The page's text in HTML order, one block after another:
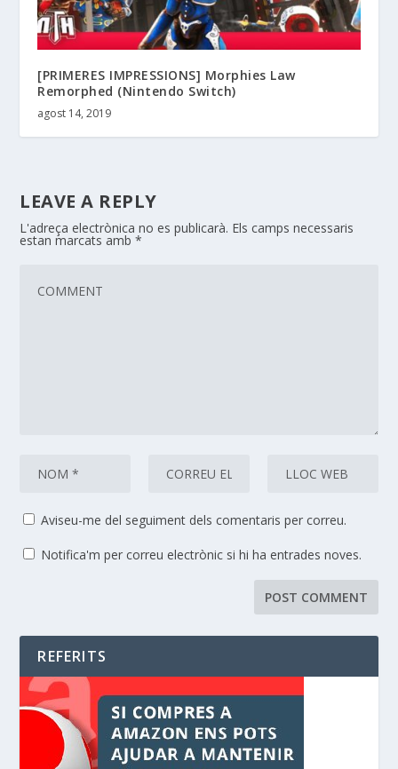
[PRIMERES IMPRESSIONS] Morphies Law
Remorphed (Nintendo Switch)
agost 14, 2019
LEAVE A REPLY
L'adreça electrònica no es publicarà. Els camps necessaris
estan marcats amb*
Aviseu-me del seguiment dels comentaris per correu.
Notifica'm per correu electrònic si hi ha entrades noves.
REFERITS